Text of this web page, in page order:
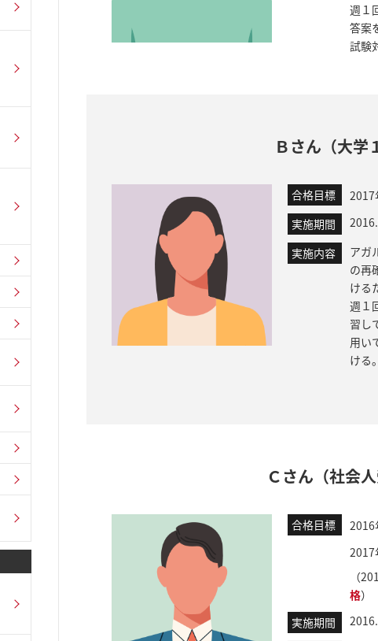
週１
答案
試験
Ｂさん（大学
合格目標 2017
実施期間
実施内容
アガ
の再
ける
週１
習し
用い
ける。
Ｃさん（社会
合格目標 2016
2017
（
格）
実施期間